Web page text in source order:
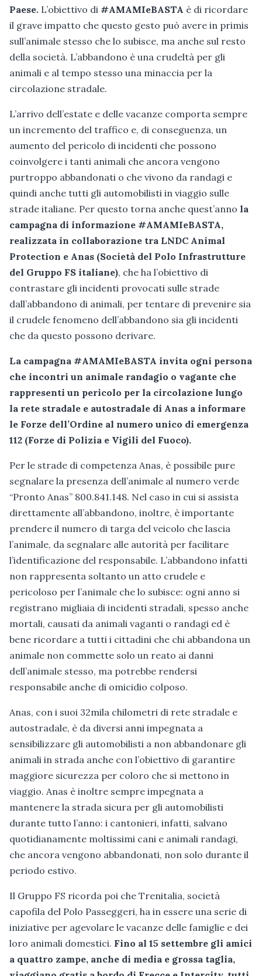
Paese. L’obiettivo di #AMAMIeBASTA è di ricordare
il grave impatto che questo gesto può avere in primis
sull’animale stesso che lo subisce, ma anche sul resto
della società. L’abbandono è una crudeltà per gli
animali e al tempo stesso una minaccia per la
circolazione stradale.
L’arrivo dell’estate e delle vacanze comporta sempre
un incremento del traffico e, di conseguenza, un
aumento del pericolo di incidenti che possono
coinvolgere i tanti animali che ancora vengono
purtroppo abbandonati o che vivono da randagi e
quindi anche tutti gli automobilisti in viaggio sulle
strade italiane. Per questo torna anche quest’anno la
campagna di informazione #AMAMIeBASTA,
realizzata in collaborazione tra LNDC Animal
Protection e Anas (Società del Polo Infrastrutture
del Gruppo FS italiane), che ha l’obiettivo di
contrastare gli incidenti provocati sulle strade
dall’abbandono di animali, per tentare di prevenire sia
il crudele fenomeno dell’abbandono sia gli incidenti
che da questo possono derivare.
La campagna #AMAMIeBASTA invita ogni persona
che incontri un animale randagio o vagante che
rappresenti un pericolo per la circolazione lungo
la rete stradale e autostradale di Anas a informare
le Forze dell’Ordine al numero unico di emergenza
112 (Forze di Polizia e Vigili del Fuoco).
Per le strade di competenza Anas, è possibile pure
segnalare la presenza dell’animale al numero verde
“Pronto Anas” 800.841.148. Nel caso in cui si assista
direttamente all’abbandono, inoltre, è importante
prendere il numero di targa del veicolo che lascia
l’animale, da segnalare alle autorità per facilitare
l’identificazione del responsabile. L’abbandono infatti
non rappresenta soltanto un atto crudele e
pericoloso per l’animale che lo subisce: ogni anno si
registrano migliaia di incidenti stradali, spesso anche
mortali, causati da animali vaganti o randagi ed è
bene ricordare a tutti i cittadini che chi abbandona un
animale non commette solo un reato ai danni
dell’animale stesso, ma potrebbe rendersi
responsabile anche di omicidio colposo.
Anas, con i suoi 32mila chilometri di rete stradale e
autostradale, è da diversi anni impegnata a
sensibilizzare gli automobilisti a non abbandonare gli
animali in strada anche con l’obiettivo di garantire
maggiore sicurezza per coloro che si mettono in
viaggio. Anas è inoltre sempre impegnata a
mantenere la strada sicura per gli automobilisti
durante tutto l’anno: i cantonieri, infatti, salvano
quotidianamente moltissimi cani e animali randagi,
che ancora vengono abbandonati, non solo durante il
periodo estivo.
Il Gruppo FS ricorda poi che Trenitalia, società
capofila del Polo Passeggeri, ha in essere una serie di
iniziative per agevolare le vacanze delle famiglie e dei
loro animali domestici. Fino al 15 settembre gli amici
a quattro zampe, anche di media e grossa taglia,